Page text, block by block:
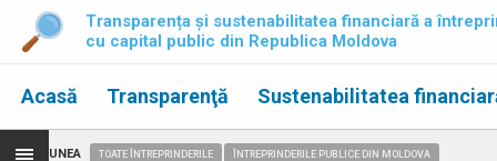
Transparența și sustenabilitatea financiară a
cu capital public din Republica Moldova
Acasă Transparenţă Sustenabilitatea
REGIUNEA
TOATE ÎNTREPRINDERILE ÎNTREPRINDERILE PUBLICE DIN MOLDOVA